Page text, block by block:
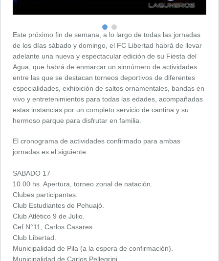
Este próximo fin de semana, a lo largo de todas las jornadas
de los días sábado y domingo, el FC Libertad habrá de llevar
adelante una nueva y espectacular edición de su Fiesta del
Agua, que habrá de enmarcar un sinnúmero de actividades
entre las que se destacan torneos deportivos de diferentes
especialidades, exhibición de saltos ornamentales, bandas en
vivo y entretenimientos para todas las edades, acompañadas
estas instancias por un completo servicio de cantina y su
hermoso parque para disfrutar en familia.
El cronograma de actividades confirmado para ambas
jornadas es el siguiente:
SABADO 17
10.00 hs. Apertura, torneo zonal de natación.
Clubes participantes:
Club Estudiantes de Pehuajó.
Club Atlético 9 de Julio.
Cef N°11, Carlos Casares.
Club Libertad.
Municipalidad de Pila (a la espera de confirmación).
Municipalidad de Carlos Pellegrini